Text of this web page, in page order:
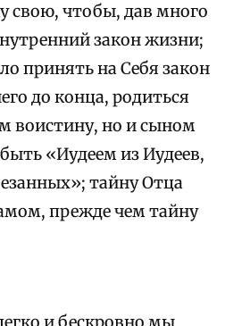
свою, чтобы, дав много
закон жизни;
принять на Себя закон
до конца, родиться
воистину, но и сыном
«Иудеем из Иудеев,
тайну Отца
прежде чем тайну